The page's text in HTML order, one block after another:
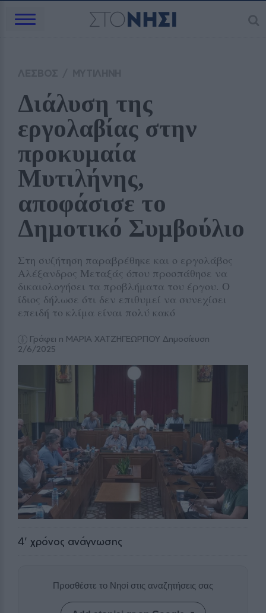
Διάλυση της
εργολαβίας στην
προκυμαία
Μυτιλήνης,
αποφάσισε το
Στη συζήτηση παραβρέθηκε και ο εργολάβος
Αλέξανδρος Μεταξάς όπου προσπάθησε να
δικαιολογήσει τα προβλήματα του έργου. Ο
ίδιος δήλωσε ότι δεν επιθυμεί να συνεχίσει
επειδή το κλίμα είναι πολύ κακό
Γράφει η ΜΑΡΙΑ ΧΑΤΖΗΓΕΩΡΓΙΟΥ Δημοσίευση
2/6/2025
4' χρόνος ανάγνωσης
Προσθέστε το Νησί στις αναζητήσεις σας